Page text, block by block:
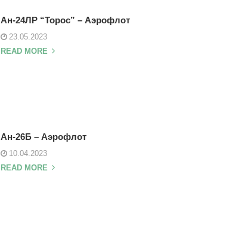
Ан-24ЛР “Торос” – Аэрофлот
23.05.2023
READ MORE
Ан-26Б – Аэрофлот
10.04.2023
READ MORE